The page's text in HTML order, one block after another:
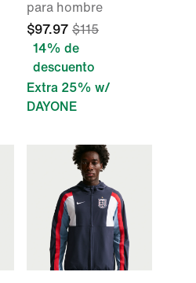
para hombre
$97.97 $115
14% de
descuento
Extra 25% w/
DAYONE